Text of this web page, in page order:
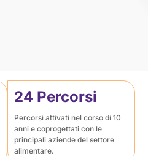
24 Percorsi
Percorsi attivati nel corso di 10
anni e coprogettati con le
principali aziende del settore
alimentare.